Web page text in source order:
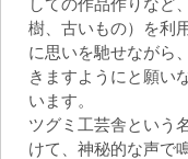
樹、古いもの）を利
に思いを馳せながら
きますようにと願い
います。
ツグミ工芸舎という
けて、神秘的な声で